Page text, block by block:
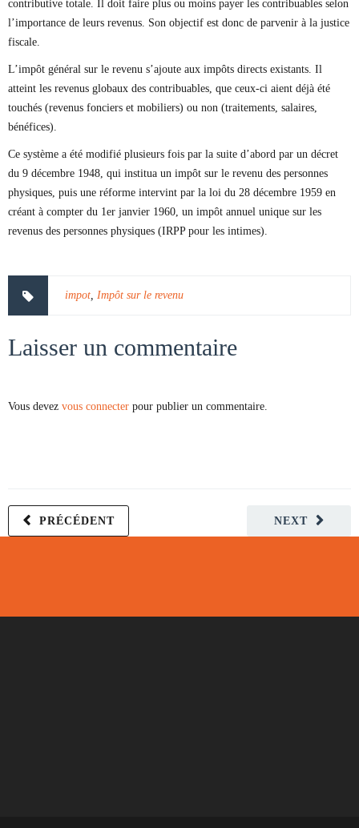
contributive totale. Il doit faire plus ou moins payer les contribuables selon
l’importance de leurs revenus. Son objectif est donc de parvenir à la justice
fiscale.
L’impôt général sur le revenu s’ajoute aux impôts directs existants. Il
atteint les revenus globaux des contribuables, que ceux-ci aient déjà été
touchés (revenus fonciers et mobiliers) ou non (traitements, salaires,
bénéfices).
Ce système a été modifié plusieurs fois par la suite d’abord par un décret
du 9 décembre 1948, qui institua un impôt sur le revenu des personnes
physiques, puis une réforme intervint par la loi du 28 décembre 1959 en
créant à compter du 1er janvier 1960, un impôt annuel unique sur les
revenus des personnes physiques (IRPP pour les intimes).
impot, Impôt sur le revenu
Laisser un commentaire
Vous devez vous connecter pour publier un commentaire.
NEXT
PRÉCÉDENT